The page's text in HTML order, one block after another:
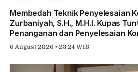
Membedah Teknik Penyelesaian
Zurbaniyah, S.H., M.H.I. Kupas
Penanganan dan Penyelesaian
6 August 2026 • 23:24 WIB